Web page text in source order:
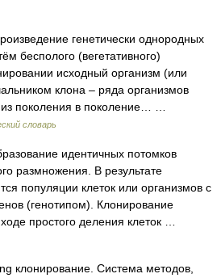
генетически однородных
бесполого (вегетативного)
исходный организм (или
клона – ряда организмов
поколения в поколение… …
словарь
идентичных потомков
размножения. В результате
популяции клеток или организмов с
(генотипом). Клонирование
простого деления клеток …
клонирование. Cистема методов,